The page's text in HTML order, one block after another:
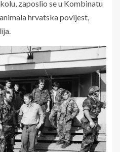
zaposlio se u Kombinatu
hrvatska povijest,